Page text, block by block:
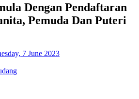
Dengan Pendaftaran
Pemuda Dan Puteri
7 June 2023